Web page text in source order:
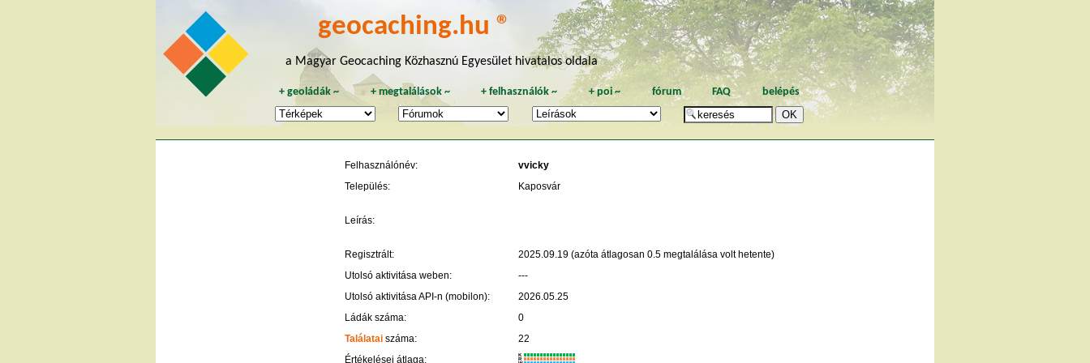
geocaching.hu ®
a Magyar Geocaching Közhasznú Egyesület hivatalos oldala
+geoládák ~ + megtalálások~ +felhasználók ~ +poi~ fórum FAQ belépés
Felhasználónév:
vvicky
Település:
Kaposvár
Leírás:
Regisztrált:
2025.09.19 (azóta átlagosan 0.5 megtalálása volt hetente)
Utolsó aktivitása weben:
---
Utolsó aktivitása API-n (mobilon):
2026.05.25
Ládák száma:
0
Találatai száma:
22
Értékelései átlaga:
K
R